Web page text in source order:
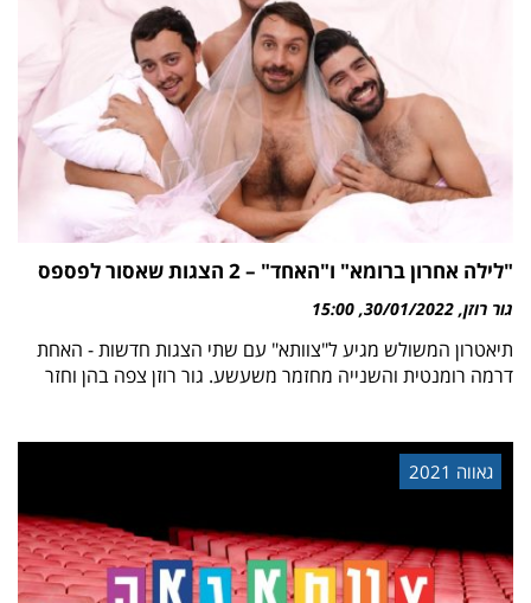
"לילה אחרון ברומא" ו"האחד" – 2 הצגות שאסור לפספס
גור רוזן 30/01/2022
15:00
תיאטרון המשולש מגיע ל"צוותא" עם שתי הצגות חדשות - האחת
דרמה רומנטית והשנייה מחזמר משעשע. גור רוזן צפה בהן וחזר
גאווה 2021